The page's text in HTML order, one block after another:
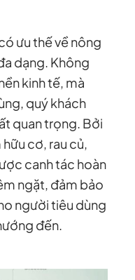
ưu thế về nông
dạng. Không
kinh tế, mà
quý khách
quan trọng. Bởi
cơ, rau củ,
canh tác hoàn
ngặt, đảm bảo
người tiêu dùng
đến.